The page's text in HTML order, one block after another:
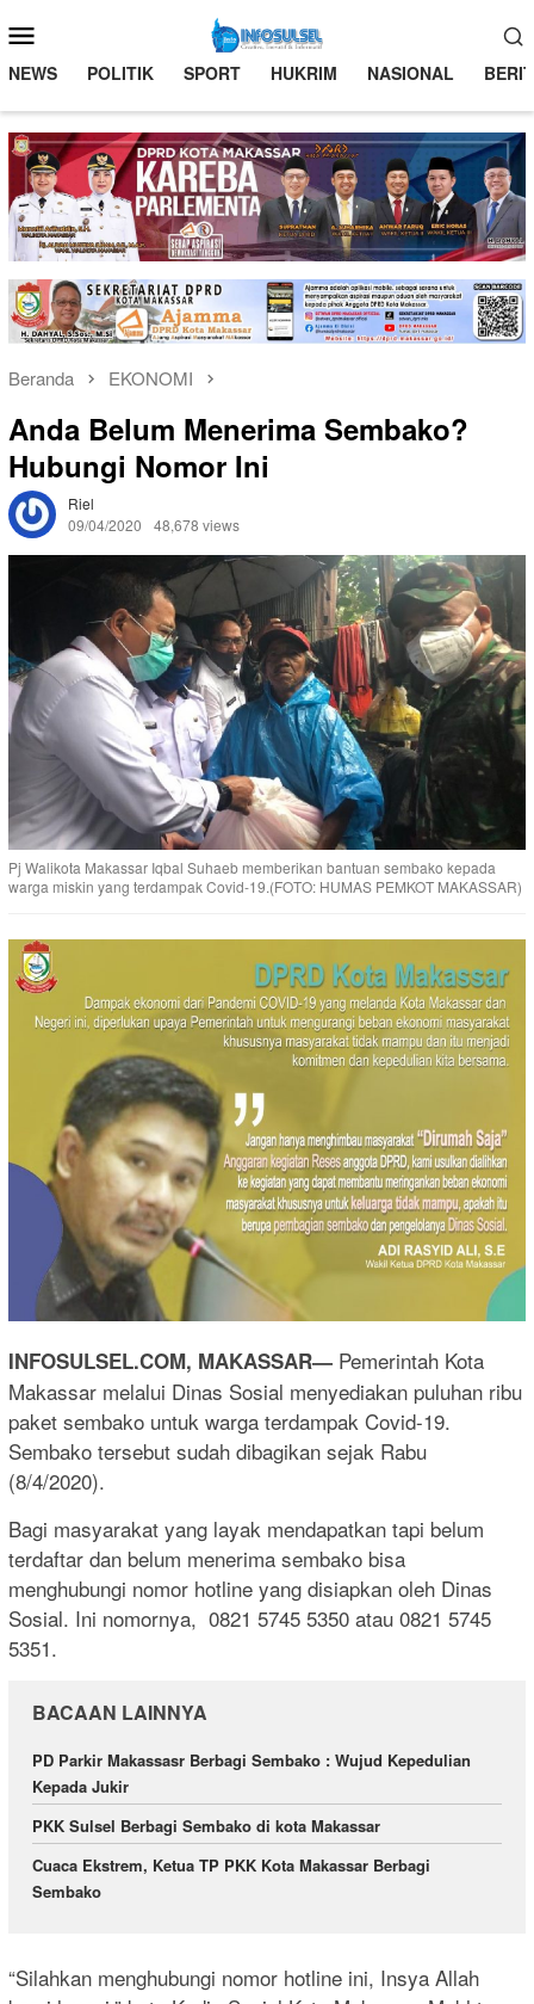
ke
kontenMobile
NEWS POLITIK SPORT HUKRIM NASIONAL
Beranda EKONOMI
Anda Belum Menerima Sembako?
Hubungi Nomor Ini
Riel
09/04/2020
48,678 views
Pj Walikota Makassar Iqbal Suhaeb memberikan bantuan sembako kepada
warga miskin yang terdampak Covid-19.(FOTO: HUMAS PEMKOT MAKASSAR)
INFOSULSEL.COM, MAKASSAR— Pemerintah Kota
Makassar melalui Dinas Sosial menyediakan puluhan ribu
paket sembako untuk warga terdampak Covid-19.
Sembako tersebut sudah dibagikan sejak Rabu
(8/4/2020).
Bagi masyarakat yang layak mendapatkan tapi belum
terdaftar dan belum menerima sembako bisa
menghubungi nomor hotline yang disiapkan oleh Dinas
Sosial. Ini nomornya, 0821 5745 5350 atau 0821 5745
5351.
BACAAN LAINNYA
PD Parkir Makassasr Berbagi Sembako : Wujud Kepedulian
Kepada Jukir
PKK Sulsel Berbagi Sembako di kota Makassar
Cuaca Ekstrem, Ketua TP PKK Kota Makassar Berbagi
Sembako
“Silahkan menghubungi nomor hotline ini, Insya Allah